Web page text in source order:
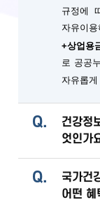
규정에
자유이
+상업용
로 공공
자유롭게
Q.
건강정
엇인가
Q.
국가건
어떤 혜